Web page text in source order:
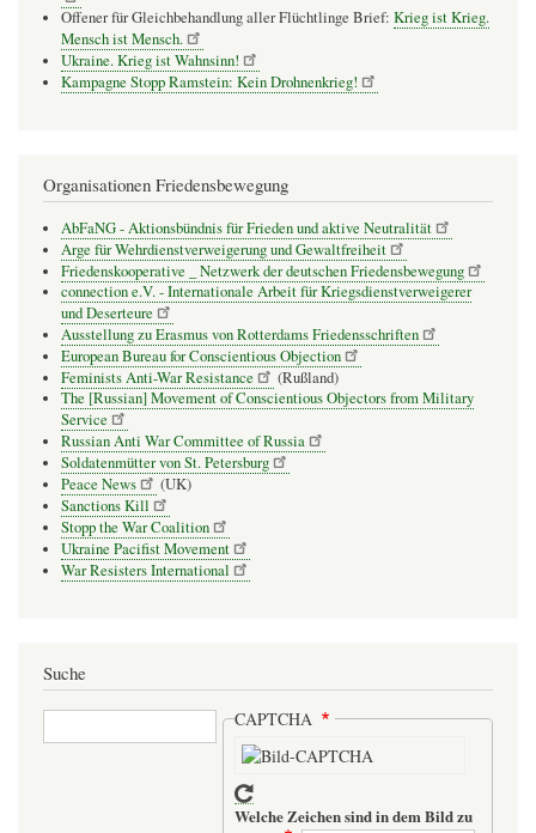
Offener für Gleichbehandlung aller Flüchtlinge Brief: Krieg ist Krieg.
Mensch ist Mensch.
Ukraine. Krieg ist Wahnsinn!
Kampagne Stopp Ramstein: Kein Drohnenkrieg!
Organisationen Friedensbewegung
AbFaNG - Aktionsbündnis für Frieden und aktive Neutralität
Arge für Wehrdienstverweigerung und Gewaltfreiheit
Friedenskooperative _ Netzwerk der deutschen Friedensbewegung
connection e.V. - Inter­na­tio­nale Arbeit für Kriegs­dienst­ver­wei­gerer
und Deser­teure
Ausstellung zu Erasmus von Rotterdams Friedensschriften
European Bureau for Conscientious Objection
Feminists Anti-War Resistance
(Rußland)
The [Russian] Movement of Conscientious Objectors from Military
Service
Russian Anti War Committee of Russia
Soldatenmütter von St. Petersburg
Peace News
(UK)
Sanctions Kill
Stopp the War Coalition
Ukraine Pacifist Movement
War Resisters International
Suche
Suche CAPTCHA
Welche Zeichen sind in dem Bild zu